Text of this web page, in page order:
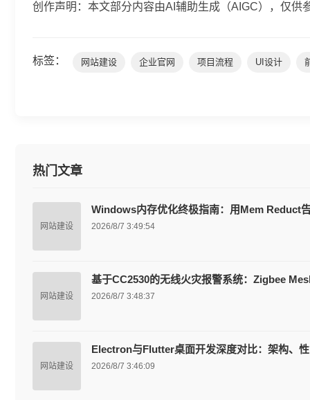
创作声明：本文部分内容由AI辅助生成（AIGC），仅供
标签： 网站建设 企业官网 项目流程 UI设计
热门文章
网站建设
Windows内存优化终极指南：用Mem Reduct
2026/8/7 3:49:54
网站建设
基于CC2530的无线火灾报警系统：Zigbee
2026/8/7 3:48:37
网站建设
Electron与Flutter桌面开发深度对比：架构、
2026/8/7 3:46:09